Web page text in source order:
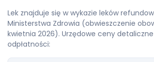
Lek znajduje się w wykazie leków
Ministerstwa Zdrowia (obwieszczenie
kwietnia 2026). Urzędowe ceny
odpłatności: